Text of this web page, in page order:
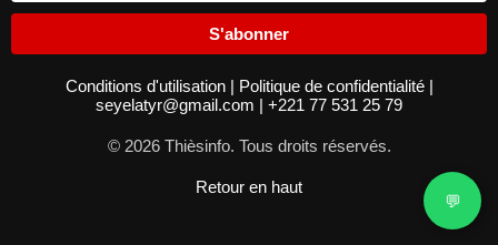
S'abonner
Conditions d'utilisation | Politique de confidentialité |
seyelatyr@gmail.com | +221 77 531 25 79
© 2026 Thièsinfo. Tous droits réservés.
Retour en haut
💬